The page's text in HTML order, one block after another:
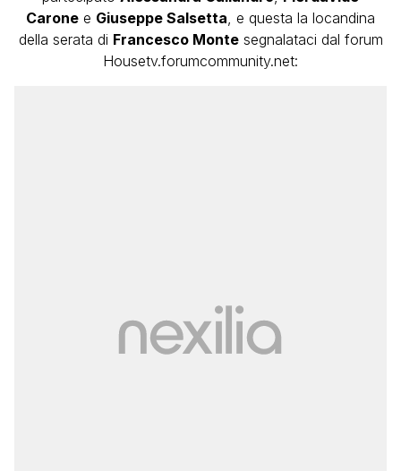
Carone e Giuseppe Salsetta, e questa la locandina
della serata di Francesco Montesegnalataci dal forum
Housetv.forumcommunity.net: